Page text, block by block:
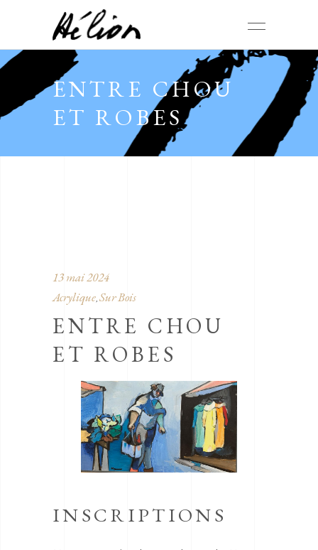
ENTRE CHOU
ET ROBES
13 mai 2024
Acrylique, Sur Bois
ENTRE CHOU
ET ROBES
INSCRIPTIONS